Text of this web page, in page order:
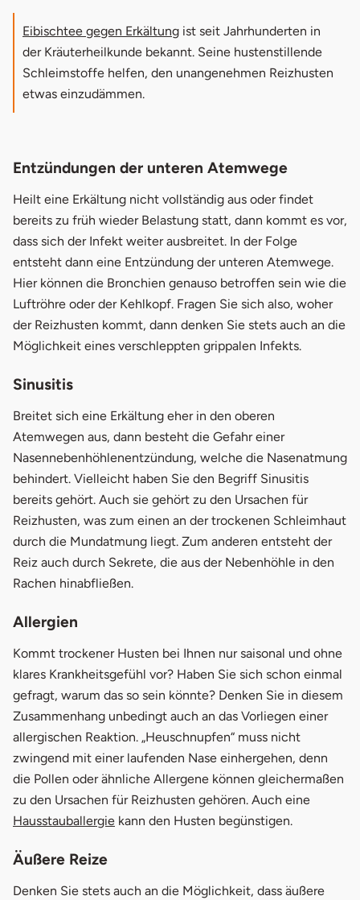
Eibischtee gegen Erkältung ist seit Jahrhunderten in
der Kräuterheilkunde bekannt. Seine hustenstillende
Schleimstoffe helfen, den unangenehmen Reizhusten
etwas einzudämmen.
Entzündungen der unteren Atemwege
Heilt eine Erkältung nicht vollständig aus oder findet
bereits zu früh wieder Belastung statt, dann kommt es vor,
dass sich der Infekt weiter ausbreitet. In der Folge
entsteht dann eine Entzündung der unteren Atemwege.
Hier können die Bronchien genauso betroffen sein wie die
Luftröhre oder der Kehlkopf. Fragen Sie sich also, woher
der Reizhusten kommt, dann denken Sie stets auch an die
Möglichkeit eines verschleppten grippalen Infekts.
Sinusitis
Breitet sich eine Erkältung eher in den oberen
Atemwegen aus, dann besteht die Gefahr einer
Nasennebenhöhlenentzündung, welche die Nasenatmung
behindert. Vielleicht haben Sie den Begriff Sinusitis
bereits gehört. Auch sie gehört zu den Ursachen für
Reizhusten, was zum einen an der trockenen Schleimhaut
durch die Mundatmung liegt. Zum anderen entsteht der
Reiz auch durch Sekrete, die aus der Nebenhöhle in den
Rachen hinabfließen.
Allergien
Kommt trockener Husten bei Ihnen nur saisonal und ohne
klares Krankheitsgefühl vor? Haben Sie sich schon einmal
gefragt, warum das so sein könnte? Denken Sie in diesem
Zusammenhang unbedingt auch an das Vorliegen einer
allergischen Reaktion. „Heuschnupfen“ muss nicht
zwingend mit einer laufenden Nase einhergehen, denn
die Pollen oder ähnliche Allergene können gleichermaßen
zu den Ursachen für Reizhusten gehören. Auch eine
Hausstauballergie kann den Husten begünstigen.
Äußere Reize
Denken Sie stets auch an die Möglichkeit, dass äußere